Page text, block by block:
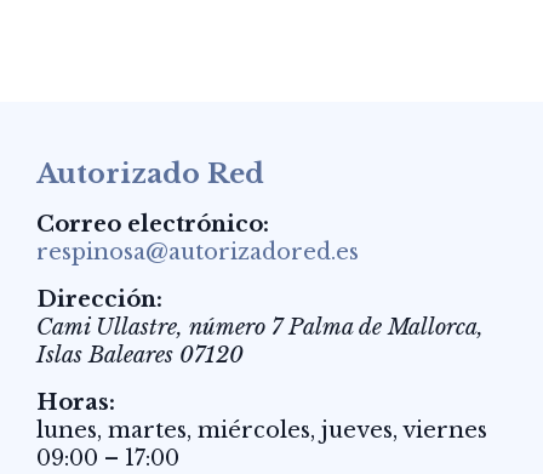
Autorizado Red
Correo electrónico:
respinosa@autorizadored.es
Dirección:
Cami Ullastre, número 7 Palma de Mallorca,
Islas Baleares 07120
Horas:
lunes, martes, miércoles, jueves, viernes
09:00 – 17:00